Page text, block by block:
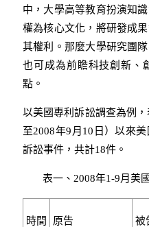
中，大學高等教育扮演知
權為核心文化，將研發成
其權利。那麼大學研究團
也可成為前瞻科技創新、
點。
以美國專利訴訟調查為例
至2008年9月10日）以來
訴訟事件，共計18件。
表一、2008年1-9月美
時間 原告 被